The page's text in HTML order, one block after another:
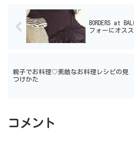
BORDERS at
フォーにオス
親子でお料理♡素敵なお料理レシピの見
つけかた
コメント